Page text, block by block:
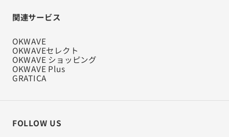
関連サービス
OKWAVE
OKWAVEセレクト
OKWAVE ショッピング
OKWAVE Plus
GRATICA
FOLLOW US